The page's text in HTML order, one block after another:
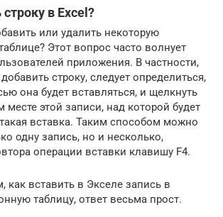
в Excel?
или удалить некоторую
Этот вопрос часто волнует
приложения. В частности,
строку, следует определиться,
она будет вставляться, и щелкнуть
этой записи, над которой будет
вставка. Таким способом можно
одну запись, но и несколько,
операции вставки клавишу F4.
как вставить в Экселе запись в
таблицу, ответ весьма прост.